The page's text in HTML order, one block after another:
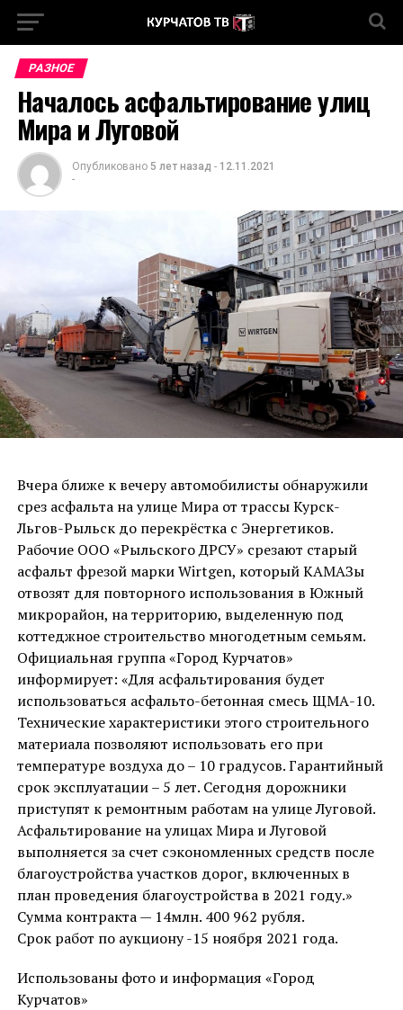
РАЗНОЕ
Началось асфальтирование улиц
Мира и Луговой
Опубликовано 5 лет назад - 12.11.2021
-
Вчера ближе к вечеру автомобилисты обнаружили
срез асфальта на улице Мира от трассы Курск-
Льгов-Рыльск до перекрёстка с Энергетиков.
Рабочие ООО «Рыльского ДРСУ» срезают старый
асфальт фрезой марки Wirtgen, который КАМАЗы
отвозят для повторного использования в Южный
микрорайон, на территорию, выделенную под
коттеджное строительство многодетным семьям.
Официальная группа «Город Курчатов»
информирует: «Для асфальтирования будет
использоваться асфальто-бетонная смесь ЩМА-10.
Технические характеристики этого строительного
материала позволяют использовать его при
температуре воздуха до – 10 градусов. Гарантийный
срок эксплуатации – 5 лет.⁣ Сегодня дорожники
приступят к ремонтным работам на улице Луговой.
Асфальтирование на улицах Мира и Луговой
выполняется за счет сэкономленных средств после
благоустройства участков дорог, включенных в
план проведения благоустройства в 2021 году.»
Сумма контракта — 14млн. 400 962 рубля.
Срок работ по аукциону -15 ноября 2021 года.
Использованы фото и информация «Город
Курчатов»